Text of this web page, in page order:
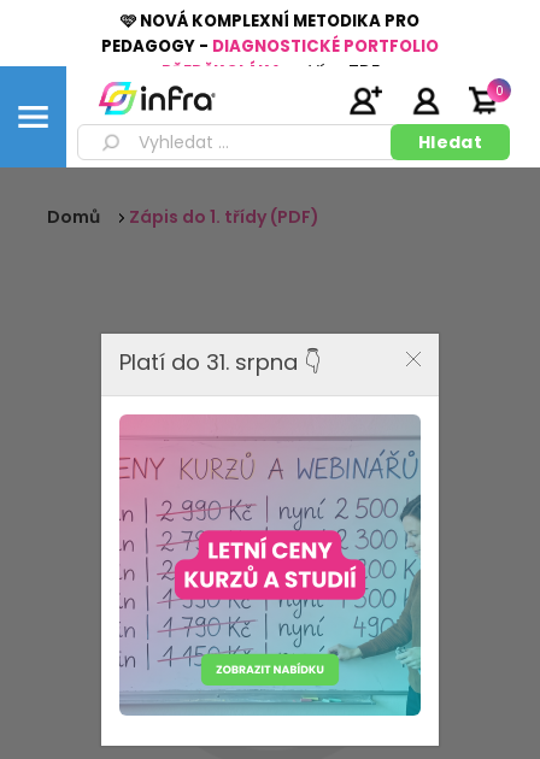
🩷 NOVÁ KOMPLEXNÍ METODIKA PRO
PEDAGOGY - DIAGNOSTICKÉ PORTFOLIO
PŘEDŠKOLÁKA
Více ZDE
0
Domů Zápis do 1. třídy (PDF)
Platí do 31. srpna 👇